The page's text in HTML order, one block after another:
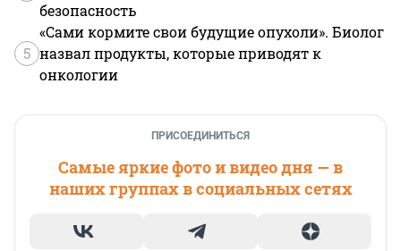
безопасность
5
«Сами кормите свои будущие опухоли». Биолог
назвал продукты, которые приводят к
онкологии
ПРИСОЕДИНИТЬСЯ
Самые яркие фото и видео дня — в
наших группах в социальных сетях